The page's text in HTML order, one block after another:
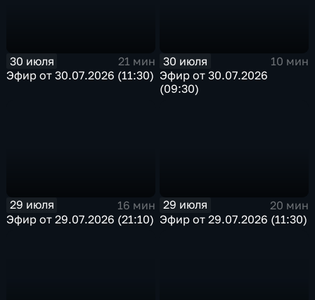
30 июля
21 мин
Эфир от 30.07.2026 (11:30)
30 июля
10 мин
Эфир от 30.07.2026
(09:30)
29 июля
16 мин
Эфир от 29.07.2026 (21:10)
29 июля
20 мин
Эфир от 29.07.2026 (11:30)